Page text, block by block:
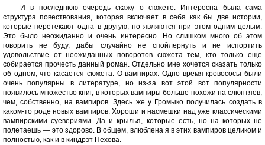
И в последнюю очередь скажу о сюжете. Интересна была сама
структура повествования, которая включает в себя как бы две истории,
которые перетекают одна в другую, но являются при этом одним целым.
Это было неожиданно и очень интересно. Но слишком много об этом
говорить не буду, дабы случайно не спойлернуть и не испортить
удовольствие от неожиданных поворотов сюжета тем, кто только еще
собирается прочесть данный роман. Отдельно мне хочется сказать только
об одном, что касается сюжета. О вампирах. Одно время кровососы были
очень популярны в литературе, но из-за вот этой вот популярности
появилось множество книг, в которых вампиры больше похожи на слюнтяев,
чем, собственно, на вампиров. Здесь же у Громыко получилась создать в
каком-то роде новых вампиров. Хороши и насмешки над уже классическими
вампирскими суевериями. Да и крылья, которые есть, но на которых не
полетаешь — это здорово. В общем, влюблена я в этих вампиров целиком и
полностью, как и в киндрэт Пехова.